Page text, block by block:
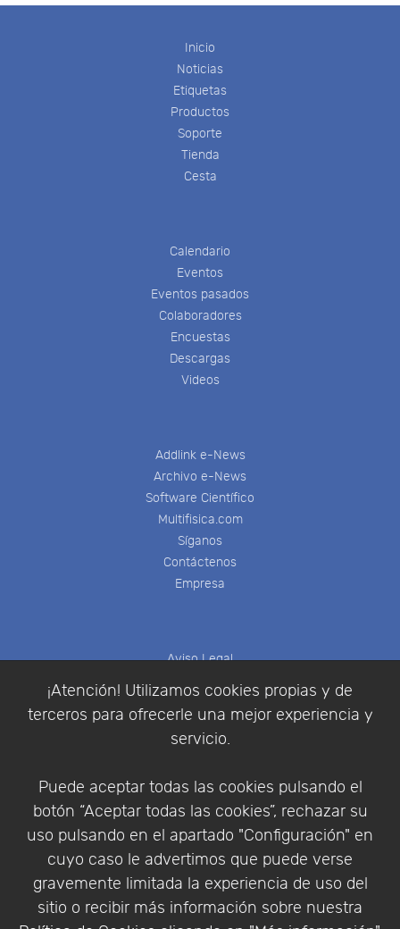
¡Atención! Utilizamos cookies propias y de
terceros para ofrecerle una mejor experiencia y
servicio.
Puede aceptar todas las cookies pulsando el
botón “Aceptar todas las cookies”, rechazar su
uso pulsando en el apartado "Configuración" en
cuyo caso le advertimos que puede verse
gravemente limitada la experiencia de uso del
sitio o recibir más información sobre nuestra
Inicio
Noticias
Etiquetas
Productos
Soporte
Tienda
Cesta
Calendario
Eventos
Eventos pasados
Colaboradores
Encuestas
Descargas
Videos
Addlink e-News
Archivo e-News
Software Científico
Multifisica.com
Síganos
Contáctenos
Empresa
Aviso Legal
Condiciones de compra
Identificarse
Empresa|Aviso Legal| Política de Privacidad |
Política de Cookies
© Copyright 1994 - 2026. Addlink Software